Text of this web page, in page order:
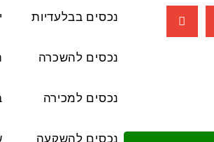
נכסים בבלעדיות
נכסים להשכרה
נכסים למכירה
נכסים להשקעה